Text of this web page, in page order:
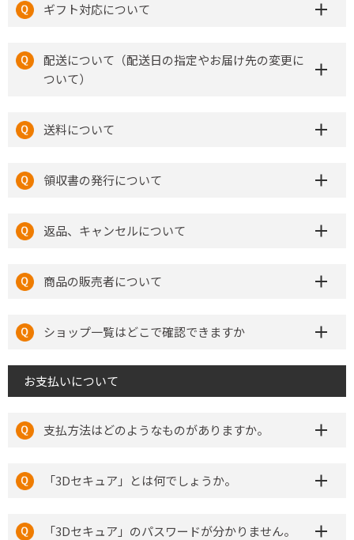
ギフト対応について
配送について（配送日の指定やお届け先の変更に
ついて）
送料について
領収書の発行について
返品、キャンセルについて
商品の販売者について
ショップ一覧はどこで確認できますか
お支払いについて
支払方法はどのようなものがありますか。
「3Dセキュア」とは何でしょうか。
「3Dセキュア」のパスワードが分かりません。